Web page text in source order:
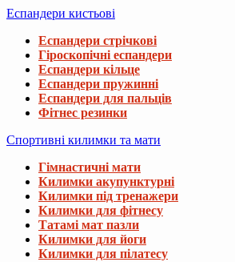
Еспандери кистьові
Еспандери стрічкові
Гіроскопічні еспандери
Еспандери кільце
Еспандери пружинні
Еспандери для пальців
Фітнес резинки
Спортивні килимки та мати
Гімнастичні мати
Килимки акупунктурні
Килимки під тренажери
Килимки для фітнесу
Татамі мат пазли
Килимки для йоги
Килимки для пілатесу